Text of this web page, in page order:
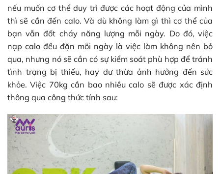
nếu muốn cơ thể duy trì được các hoạt động của mình
thì sẽ cần đến calo. Và dù không làm gì thì cơ thể của
bạn vẫn đốt cháy năng lượng mỗi ngày. Do đó, việc
nạp calo đều đặn mỗi ngày là việc làm không nên bỏ
qua, nhưng nó sẽ cần có sự kiểm soát phù hợp để tránh
tình trạng bị thiếu, hay dư thừa ảnh hưởng đến sức
khỏe. Việc 70kg cần bao nhiêu calo sẽ được xác định
thông qua công thức tính sau: